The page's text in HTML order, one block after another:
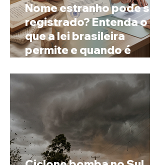
Nome estranho pode ser
registrado? Entenda o
que a lei brasileira
permite e quando é
prenome